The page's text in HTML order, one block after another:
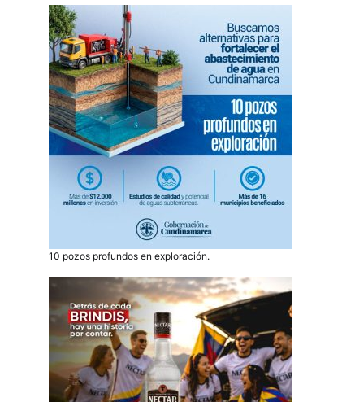
10 pozos profundos en exploración.